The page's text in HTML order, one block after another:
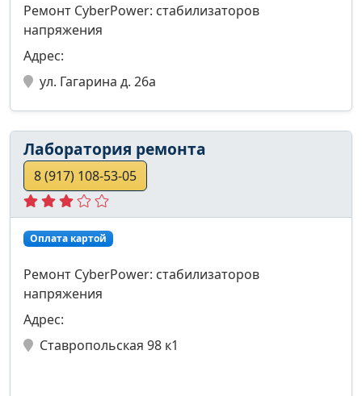
Ремонт CyberPower: стабилизаторов
напряжения
Адрес:
ул. Гагарина д. 26а
Лаборатория ремонта
8 (917) 108-53-05
Оплата картой
Ремонт CyberPower: стабилизаторов
напряжения
Адрес:
Ставропольская 98 к1